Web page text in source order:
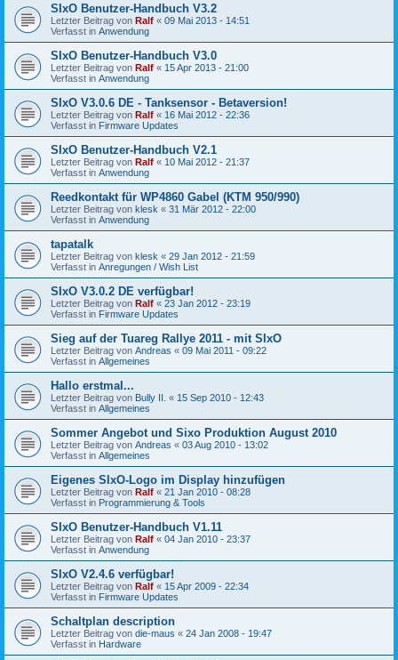
SIxO Benutzer-Handbuch V3.2
Letzter Beitrag von Ralf « 09 Mai 2013 - 14:51
Verfasst in Anwendung
SIxO Benutzer-Handbuch V3.0
Letzter Beitrag von Ralf « 15 Apr 2013 - 21:00
Verfasst in Anwendung
SIxO V3.0.6 DE - Tanksensor - Betaversion!
Letzter Beitrag von Ralf « 16 Mai 2012 - 22:36
Verfasst in Firmware Updates
SIxO Benutzer-Handbuch V2.1
Letzter Beitrag von Ralf « 10 Mai 2012 - 21:37
Verfasst in Anwendung
Reedkontakt für WP4860 Gabel (KTM 950/990)
Letzter Beitrag von klesk « 31 Mär 2012 - 22:00
Verfasst in Anwendung
tapatalk
Letzter Beitrag von klesk « 29 Jan 2012 - 21:59
Verfasst in Anregungen / Wish List
SIxO V3.0.2 DE verfügbar!
Letzter Beitrag von Ralf « 23 Jan 2012 - 23:19
Verfasst in Firmware Updates
Sieg auf der Tuareg Rallye 2011 - mit SIxO
Letzter Beitrag von Andreas « 09 Mai 2011 - 09:22
Verfasst in Allgemeines
Hallo erstmal...
Letzter Beitrag von Bully II. « 15 Sep 2010 - 12:43
Verfasst in Allgemeines
Sommer Angebot und Sixo Produktion August 2010
Letzter Beitrag von Andreas « 03 Aug 2010 - 13:02
Verfasst in Allgemeines
Eigenes SIxO-Logo im Display hinzufügen
Letzter Beitrag von Ralf « 21 Jan 2010 - 08:28
Verfasst in Programmierung & Tools
SIxO Benutzer-Handbuch V1.11
Letzter Beitrag von Ralf « 04 Jan 2010 - 23:37
Verfasst in Anwendung
SIxO V2.4.6 verfügbar!
Letzter Beitrag von Ralf « 15 Apr 2009 - 22:34
Verfasst in Firmware Updates
Schaltplan description
Letzter Beitrag von die-maus « 24 Jan 2008 - 19:47
Verfasst in Hardware